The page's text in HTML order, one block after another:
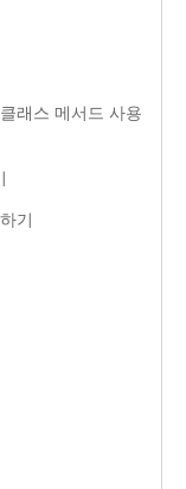
래스 메서드 사용
기